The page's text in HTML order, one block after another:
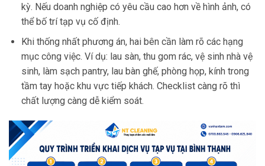
kỳ. Nếu doanh nghiệp có yêu cầu cao hơn về hình ảnh, có
thể bố trí tạp vụ cố định.
Khi thống nhất phương án, hai bên cần làm rõ các hạng
mục công việc. Ví dụ: lau sàn, thu gom rác, vệ sinh nhà vệ
sinh, làm sạch pantry, lau bàn ghế, phòng họp, kính trong
tầm tay hoặc khu vực tiếp khách. Checklist càng rõ thì
chất lượng càng dễ kiểm soát.